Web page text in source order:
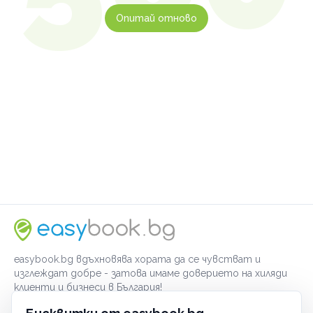
Опитай отново
easybook.bg вдъхновява хората да се чувстват и
изглеждат добре - затова имаме доверието на хиляди
клиенти и бизнеси в България!